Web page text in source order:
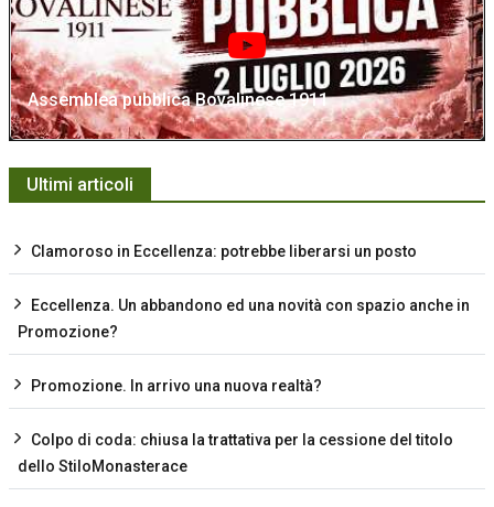
Assemblea pubblica Bovalinese 1911
Ultimi articoli
Clamoroso in Eccellenza: potrebbe liberarsi un posto
Eccellenza. Un abbandono ed una novità con spazio anche in
Promozione?
Promozione. In arrivo una nuova realtà?
Colpo di coda: chiusa la trattativa per la cessione del titolo
dello StiloMonasterace